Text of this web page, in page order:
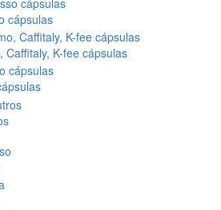
cápsulas
Caffitaly, K-fee cápsulas